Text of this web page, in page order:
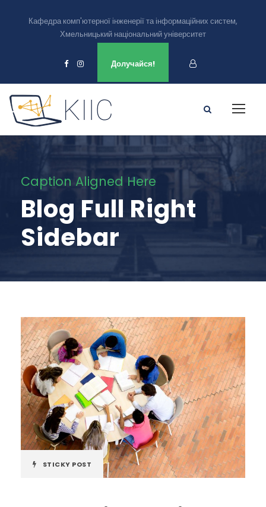
Кафедра комп'ютерної інженерії та інформаційних систем,
Хмельницький національний університет
Долучайся!
Caption Aligned Here
Blog Full Right
Sidebar
STICKY POST